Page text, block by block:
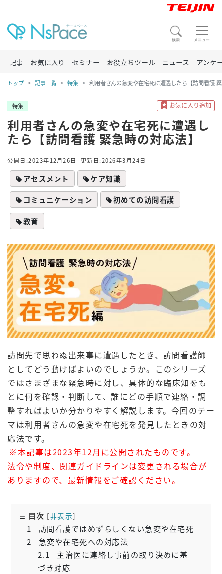
記事 お気に入り セミナー お役立ちツール ニュース アンケ
トップ 記事一覧 特集 利用者さんの急変や在宅死に遭遇したら【訪問看護
特集
利用者さんの急変や在宅死に遭遇し
たら【訪問看護 緊急時の対応法】
公開日:2023年12月26日 更新日:2026年3月24日
アセスメント ケア知識
コミュニケーション 初めての訪問看護
教育
訪問先で思わぬ出来事に遭遇したとき、訪問看護師
としてどう動けばよいのでしょうか。このシリーズ
ではさまざまな緊急時に対し、具体的な臨床知をも
とに何を確認・判断して、誰にどの手順で連絡・調
整すればよいか分かりやすく解説します。今回のテー
マは利用者さんの急変や在宅死を発見したときの対
応法です。
※本記事は2023年12月に公開されたものです。
法令や制度、関連ガイドラインは変更される場合が
ありますので、最新情報をご確認ください。
目次 [非表示]
1
訪問看護ではめずらしくない急変や在宅死
2
急変や在宅死への対応法
2.1
主治医に連絡し事前の取り決めに基
づき対応